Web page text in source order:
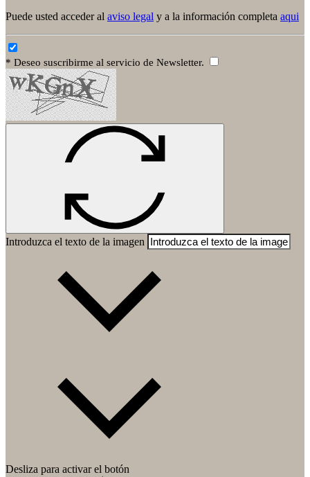
Puede usted acceder al aviso legal y a la información completa aqui
* Deseo suscribirme al servicio de Newsletter.
Introduzca el texto de la imagen
Desliza para activar el botón